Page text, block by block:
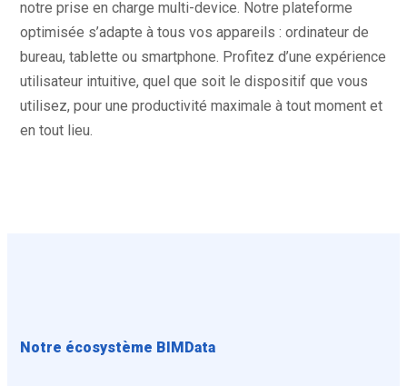
notre prise en charge multi-device. Notre plateforme
optimisée s’adapte à tous vos appareils : ordinateur de
bureau, tablette ou smartphone. Profitez d’une expérience
utilisateur intuitive, quel que soit le dispositif que vous
utilisez, pour une productivité maximale à tout moment et
en tout lieu.
Notre écosystème BIMData